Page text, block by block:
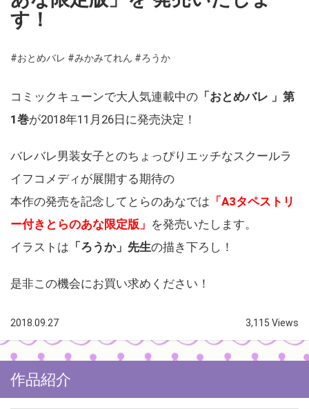
す！
#おとめバレ #みかみてれん #ろうか
コミックキューンで大人気連載中の 「おとめバレ 」第
1巻が2018年11月26日に発売決定！
バレバレ男装女子とのちょっぴりエッチなスクールラ
イフコメディが展開する期待の
本作の発売を記念してとらのあなでは 「A3タペストリ
ー付きとらのあな限定版」 を発売いたします。
イラストは 「ろうか」先生の描き下ろし！
是非この機会にお買い求めください！
2018.09.27 3,115 Views
作品紹介